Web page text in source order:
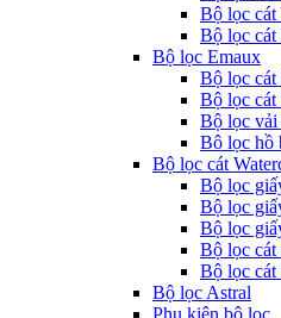
Bộ lọc cát
Bộ lọc cát
Bộ lọc Emaux
Bộ lọc cát
Bộ lọc cát
Bộ lọc
Bô lọc hồ
Bộ lọc cát
Bộ lọc
Bộ lọc
Bộ lọc
Bộ lọc
Bộ lọc cát
Bộ lọc Astral
Phụ kiện bộ lọc